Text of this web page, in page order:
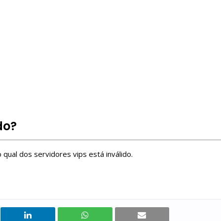
dos servidores vips está inválido.